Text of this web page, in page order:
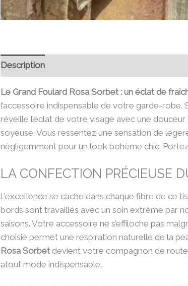
Description
Le Grand Foulard Rosa Sorbet : un éclat de
l’accessoire indispensable de votre garde-robe.
réveille l’éclat de votre visage avec une
soyeuse. Vous ressentez une sensation de
négligemment pour un look bohème chic.
LA CONFECTION PRÉCIEUSE
L’excellence se cache dans chaque fibre de ce
bords sont travaillés avec un soin extrême par
saisons. Votre accessoire ne s’effiloche pas
choisie permet une respiration naturelle de la
Rosa Sorbetdevient votre compagnon de route
atout mode indispensable.